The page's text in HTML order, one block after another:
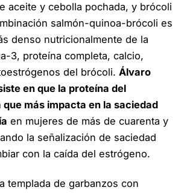
aceite y cebolla pochada, y brócoli
salmón-quinoa-brócoli es
denso nutricionalmente de la
3, proteína completa, calcio,
del brócoli. Álvaro
en que la proteína del
que más impacta en la saciedad
en mujeres de más de cuarenta y
la señalización de saciedad
con la caída del estrógeno.
templada de garbanzos con